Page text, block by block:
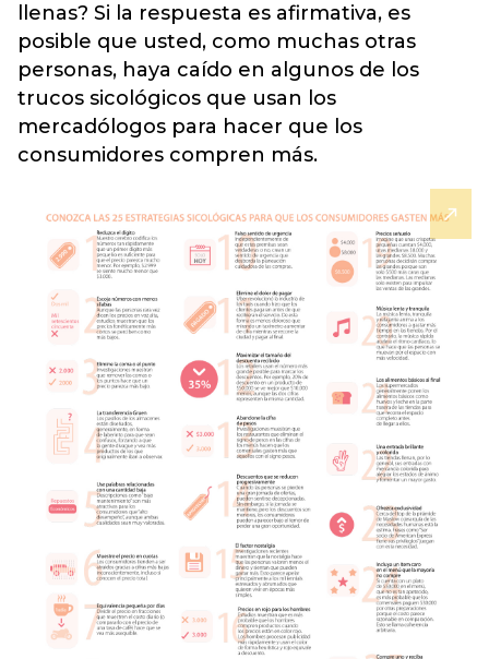
llenas? Si la respuesta es afirmativa, es
posible que usted, como muchas otras
personas, haya caído en algunos de los
trucos sicológicos que usan los
mercadólogos para hacer que los
consumidores compren más.